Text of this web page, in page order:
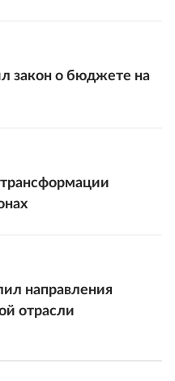
закон о бюджете на
направления
отрасли